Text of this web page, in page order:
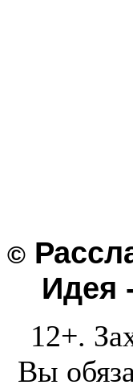
©
Идея
12+.
Вы